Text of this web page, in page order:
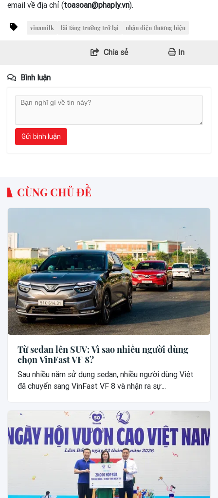
email về địa chỉ (toasoan@phaply.vn).
vinamilk lãi tăng trưởng trở lại nhận diện thương hiệu
Chia sẻ In
Bình luận
Gửi bình luận
CÙNG CHỦ ĐỀ
Từ sedan lên SUV: Vì sao nhiều người dùng
chọn VinFast VF 8?
Sau nhiều năm sử dụng sedan, nhiều người dùng Việt
đã chuyển sang VinFast VF 8 và nhận ra sự...